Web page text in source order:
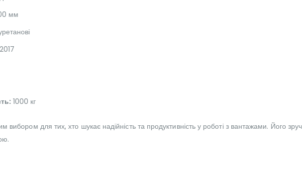
мм
2017
1000 кг
вибором для тих, хто шукає надійність та продуктивність у роботі з вантажами. Його